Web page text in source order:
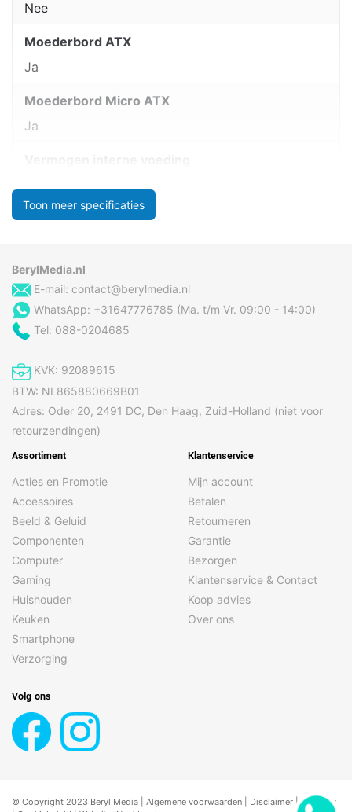
Nee
Moederbord ATX
Ja
Moederbord Micro ATX
Ja
Toon meer specificaties
BerylMedia.nl
E-mail: contact@berylmedia.nl
WhatsApp: +31647776785 (Ma. t/m Vr. 09:00 - 14:00)
Tel: 088-0204685
KVK: 92089615
BTW: NL865880669B01
Adres: Oder 20, 2491 DC, Den Haag, Zuid-Holland (niet voor
retourzendingen)
Assortiment
Acties en Promotie
Accessoires
Beeld & Geluid
Componenten
Computer
Gaming
Huishouden
Keuken
Smartphone
Verzorging
Klantenservice
Mijn account
Betalen
Retourneren
Garantie
Bezorgen
Klantenservice & Contact
Koop advies
Over ons
Volg ons
© Copyright 2023 Beryl Media | Algemene voorwaarden Disclaimer | |Privacy